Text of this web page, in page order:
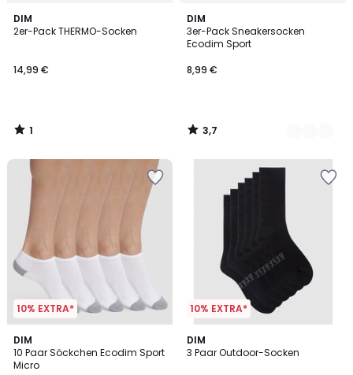
DIM
2er-Pack THERMO-Socken
14,99 €
1
/
1
/
DIM
3er-Pack Sneakersocken
Ecodim Sport
8,99 €
3,7
/ 5
2
Farben
3,7
/
10% EXTRA*
DIM
10 Paar Söckchen Ecodim Sport
Micro
10% EXTRA*
DIM
3 Paar Outdoor-Socken
4,3
/ 5
2
Farben